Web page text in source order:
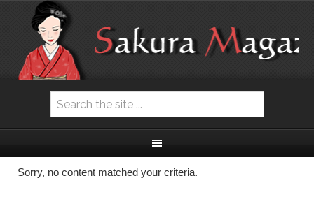
Sorry, no content matched your criteria.